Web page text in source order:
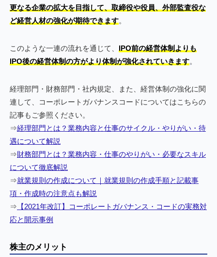
更なる企業の拡大を目指して、取締役や役員、外部監査役な
ど経営人材の強化が期待できます。
このような一連の流れを通じて、 IPO前の経営体制よりも
IPO後の経営体制の方がより体制が強化されていきます。
経理部門・財務部門・社内規定、また、経営体制の強化に関
連して、コーポレートガバナンスコードについてはこちらの
記事もご参照ください。
⇒経理部門とは？業務内容と仕事のサイクル・やりがい・待
遇について解説
⇒財務部門とは？業務内容・仕事のやりがい・必要なスキル
について徹底解説
⇒就業規則の作成について｜就業規則の作成手順と記載事
項・作成時の注意点も解説
⇒ 【2021年改訂】コーポレートガバナンス・コードの実務対
応と開示事例
株主のメリット